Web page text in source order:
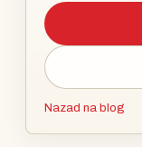
Nazad na blog